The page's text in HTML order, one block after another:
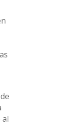
al